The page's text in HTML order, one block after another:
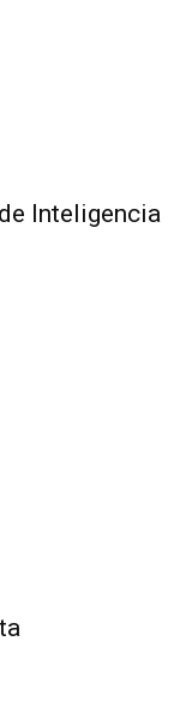
Inteligencia